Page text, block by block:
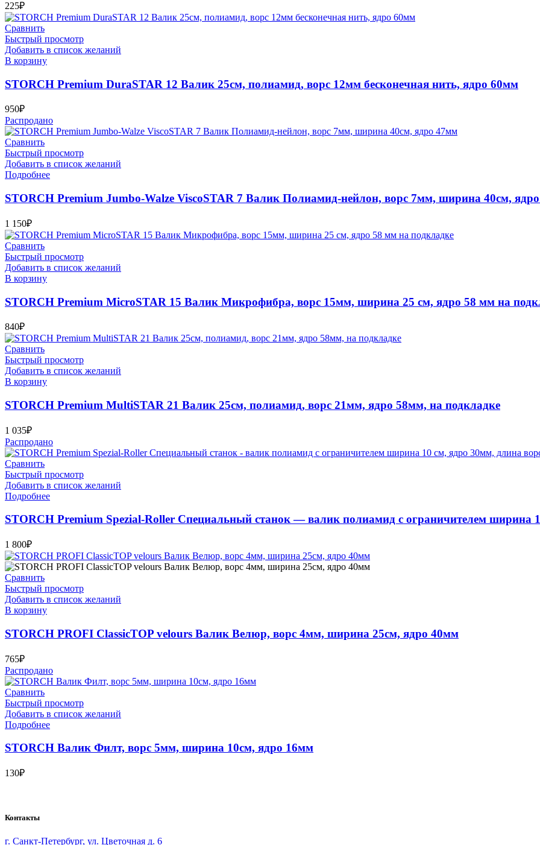
225₽
Сравнить
Быстрый просмотр
Добавить в список желаний
В корзину
STORCH Premium DuraSTAR 12 Валик 25см, полиамид, ворс 12мм бесконечная нить, ядро 60мм
950₽
Распродано
Сравнить
Быстрый просмотр
Добавить в список желаний
Подробнее
STORCH Premium Jumbo-Walze ViscoSTAR 7 Валик Полиамид-нейлон, ворс 7мм, ширина 40см,
1 150₽
Сравнить
Быстрый просмотр
Добавить в список желаний
В корзину
STORCH Premium MicroSTAR 15 Валик Микрофибра, ворс 15мм, ширина 25 см, ядро 58 мм на
840₽
Сравнить
Быстрый просмотр
Добавить в список желаний
В корзину
STORCH Premium MultiSTAR 21 Валик 25см, полиамид, ворс 21мм, ядро 58мм, на подкладке
1 035₽
Распродано
Сравнить
Быстрый просмотр
Добавить в список желаний
Подробнее
STORCH Premium Spezial-Roller Специальный станок — валик полиамид с ограничителем ширина
1 800₽
Сравнить
Быстрый просмотр
Добавить в список желаний
В корзину
STORCH PROFI ClassicTOP velours Валик Велюр, ворс 4мм, ширина 25см, ядро 40мм
765₽
Распродано
Сравнить
Быстрый просмотр
Добавить в список желаний
Подробнее
STORCH Валик Филт, ворс 5мм, ширина 10см, ядро 16мм
130₽
Контакты
г. Санкт-Петербург, ул. Цветочная д. 6